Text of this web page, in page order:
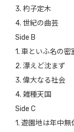
3. 杓子定木
4. 世紀の曲芸
Side B
1. 車といふ名の密
2. 漂えど沈まず
3. 偉大なる社会
4. 雑種天国
Side C
1. 遊園地は年中無